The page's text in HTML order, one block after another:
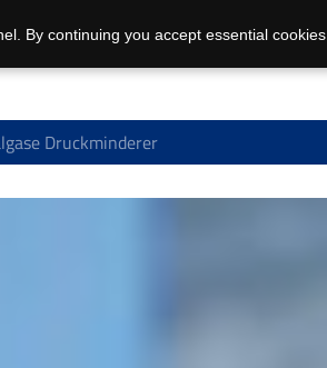
Druckminderer
By continuing you accept essential cookies.